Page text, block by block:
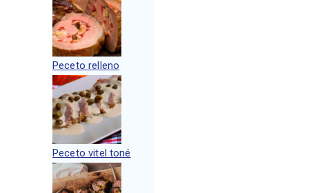
Peceto relleno
Peceto vitel toné